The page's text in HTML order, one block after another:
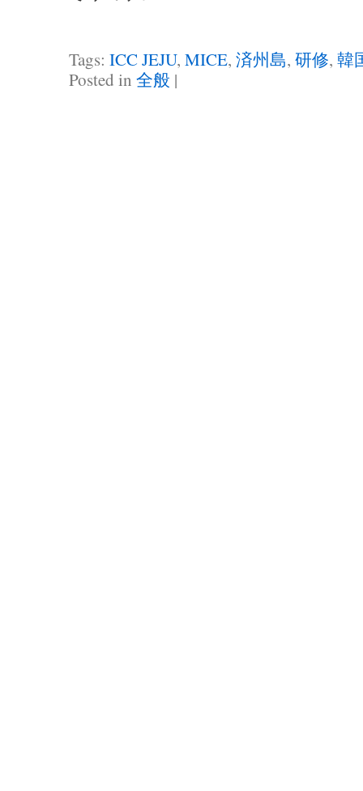
Tags: ICC JEJU, MICE, 済州島, 研修, 韓
Posted in 全般 |